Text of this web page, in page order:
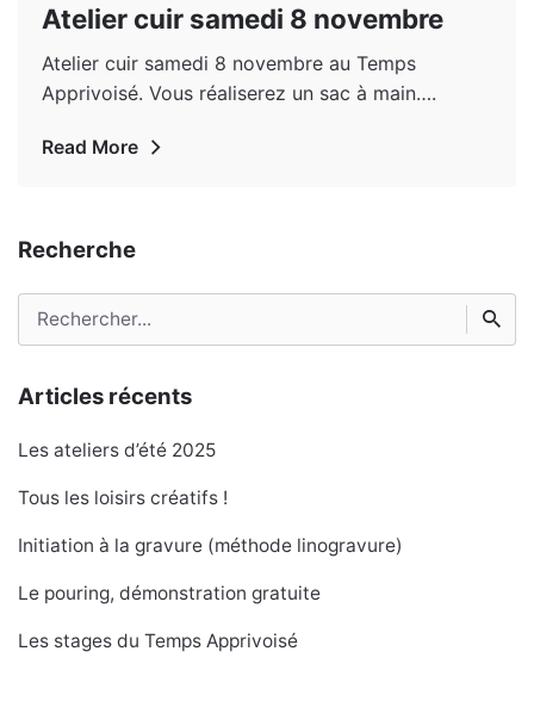
Atelier cuir samedi 8 novembre
Atelier cuir samedi 8 novembre au Temps
Apprivoisé. Vous réaliserez un sac à main….
Read More
Recherche
Rechercher
Articles récents
Les ateliers d’été 2025
Tous les loisirs créatifs !
Initiation à la gravure (méthode linogravure)
Le pouring, démonstration gratuite
Les stages du Temps Apprivoisé